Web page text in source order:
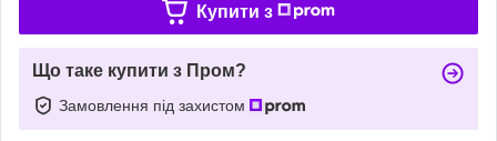
Купити з
Що таке купити з Пром?
Замовлення під захистом